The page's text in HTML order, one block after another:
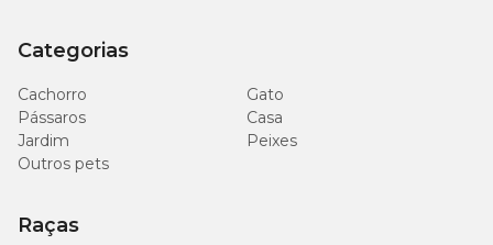
Categorias
Cachorro
Gato
Pássaros
Casa
Jardim
Peixes
Outros pets
Raças